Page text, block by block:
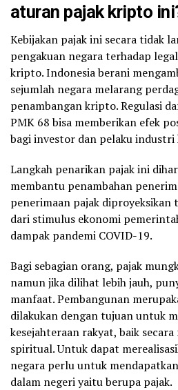
aturan pajak kripto
Kebijakan pajak ini secara tidak
pengakuan negara terhadap
kripto. Indonesia berani
sejumlah negara melarang
penambangan kripto. Regulasi
PMK 68 bisa memberikan efek
bagi investor dan pelaku
Langkah penarikan pajak ini
membantu penambahan
penerimaan pajak diproyeksikan
dari stimulus ekonomi
dampak pandemi COVID-19.
Bagi sebagian orang, pajak
namun jika dilihat lebih jauh,
manfaat. Pembangunan
dilakukan dengan tujuan untuk
kesejahteraan rakyat, baik
spiritual. Untuk dapat
negara perlu untuk
dalam negeri yaitu berupa pajak.